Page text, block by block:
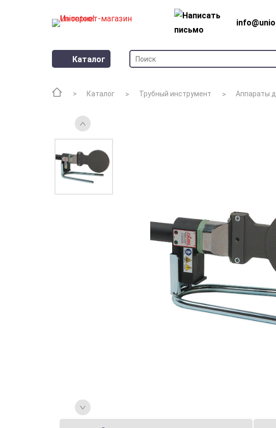
Каталог
Каталог Трубный инструмент Аппараты